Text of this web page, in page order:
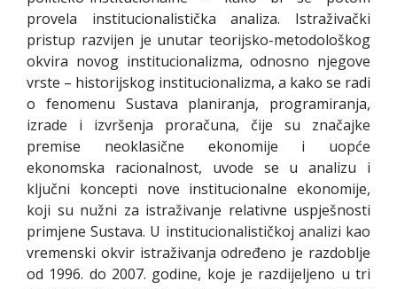
provela institucionalistička analiza. Istraživački
pristup razvijen je unutar teorijsko-metodološkog
okvira novog institucionalizma, odnosno njegove
vrste – historijskog institucionalizma, a kako se radi
o fenomenu Sustava planiranja, programiranja,
izrade i izvršenja proračuna, čije su značajke
premise neoklasične ekonomije i uopće
ekonomska racionalnost, uvode se u analizu i
ključni koncepti nove institucionalne ekonomije,
koji su nužni za istraživanje relativne uspješnosti
primjene Sustava. U institucionalističkoj analizi kao
vremenski okvir istraživanja određeno je razdoblje
od 1996. do 2007. godine, koje je razdijeljeno u tri